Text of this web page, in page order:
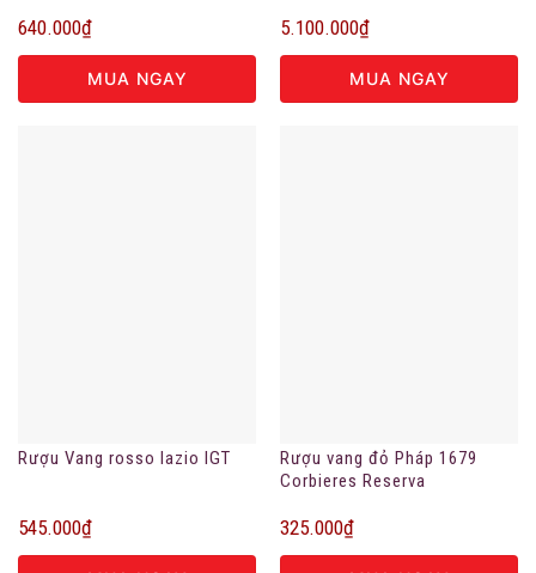
640.000₫
MUA NGAY
5.100.000₫
MUA NGAY
Rượu Vang rosso lazio IGT
545.000₫
Rượu vang đỏ Pháp 1679
Corbieres Reserva
325.000₫